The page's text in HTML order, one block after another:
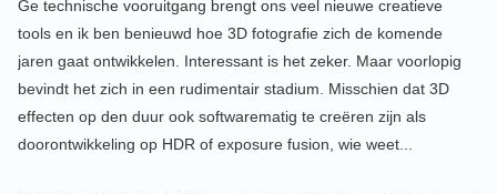
Ge technische vooruitgang brengt ons veel nieuwe creatieve
tools en ik ben benieuwd hoe 3D fotografie zich de komende
jaren gaat ontwikkelen. Interessant is het zeker. Maar voorlopig
bevindt het zich in een rudimentair stadium. Misschien dat 3D
effecten op den duur ook softwarematig te creëren zijn als
doorontwikkeling op HDR of exposure fusion, wie weet...